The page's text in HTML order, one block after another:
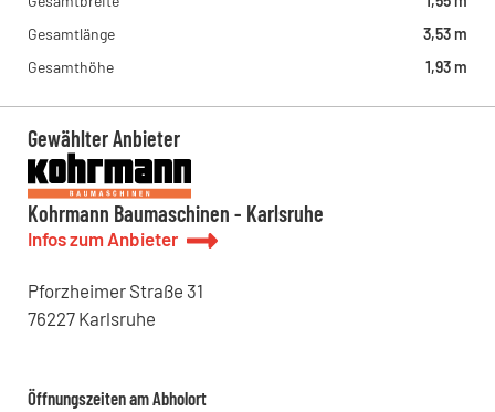
Leipziger Straße 11, 06749 - Bitterfeld-Wolfen , DE
Kohrmann Baumaschinen - Halle
Kohrmann Baumaschinen - Leipzig
Gesamtlänge
3,53 m
Gesamthöhe
1,93 m
Gewählter Anbieter
Kohrmann Baumaschinen - Karlsruhe
Infos zum Anbieter
Pforzheimer Straße 31
76227 Karlsruhe
Öffnungszeiten am Abholort